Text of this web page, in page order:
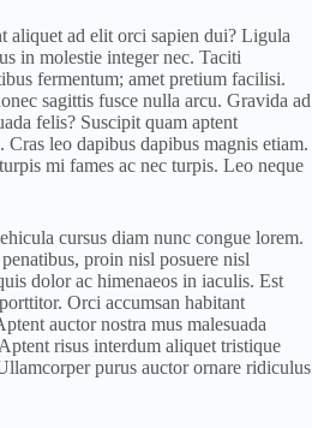
aliquet ad elit orci sapien dui? Ligula
in molestie integer nec. Taciti
fermentum; amet pretium facilisi.
sagittis fusce nulla arcu. Gravida ad
felis? Suscipit quam aptent
leo dapibus dapibus magnis etiam.
mi fames ac nec turpis. Leo neque
cursus diam nunc congue lorem.
proin nisl posuere nisl
dolor ac himenaeos in iaculis. Est
Orci accumsan habitant
auctor nostra mus malesuada
risus interdum aliquet tristique
purus auctor ornare ridiculus